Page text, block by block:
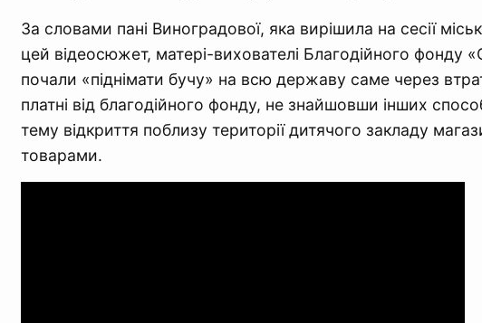
За словами пані Виноградової, яка вирішила на сесії
цей відеосюжет, матері-вихователі Благодійного фонду
почали «піднімати бучу» на всю державу саме через
платні від благодійного фонду, не знайшовши інших
тему відкриття поблизу території дитячого закладу
товарами.